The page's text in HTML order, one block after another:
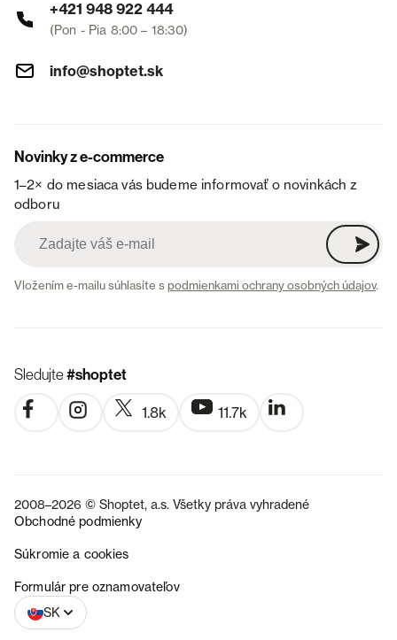
+421 948 922 444
(Pon - Pia 8:00 – 18:30)
info@shoptet.sk
Novinky z e-commerce
1–2× do mesiaca vás budeme informovať o novinkách z
odboru
Vložením e-mailu súhlasíte spodmienkami ochrany osobných údajov.
Sledujte#shoptet
1.8k 11.7k
2008–2026 © Shoptet, a.s. Všetky práva vyhradené
Obchodné podmienky
Súkromie a cookies
Formulár pre oznamovateľov
SK